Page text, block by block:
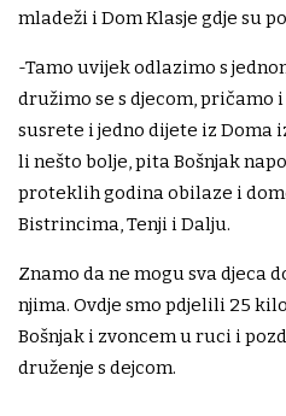
mladeži i Dom Klasje gdje su
-Tamo uvijek odlazimo s
družimo se s djecom, pričamo
susrete i jedno dijete iz Doma
li nešto bolje, pita Bošnjak
proteklih godina obilaze i
Bistrincima, Tenji i Dalju.
Znamo da ne mogu sva djeca
njima. Ovdje smo pdjelili 25
Bošnjak i zvoncem u ruci i
druženje s dejcom.